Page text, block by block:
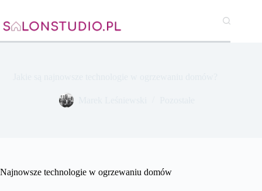
treści
Najnowsze technologie w ogrzewaniu domów